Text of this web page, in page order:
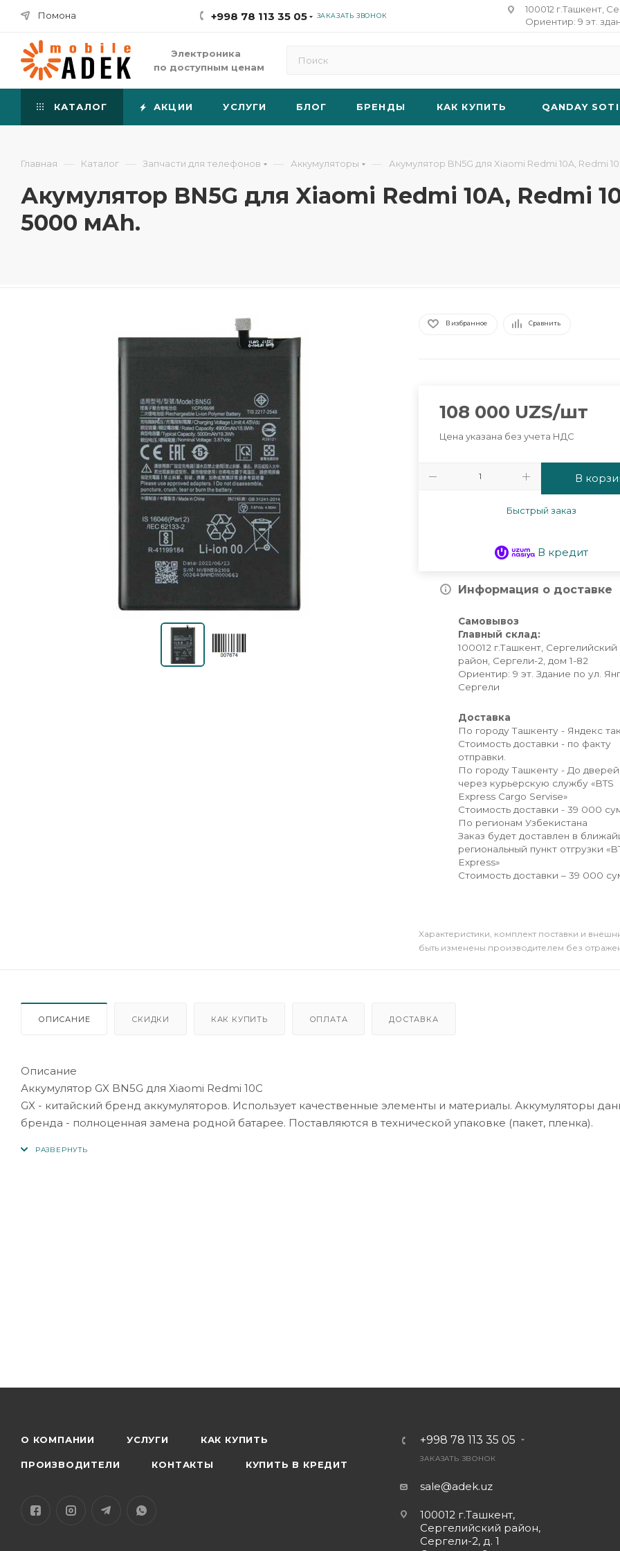
Помона +998 78 113 35 05 ЗАКАЗАТЬ ЗВОНОК
100012 г.Ташкент,
Ориентир: 9 эт.
Электроника
по доступным ценам
КАТАЛОГ АКЦИИ УСЛУГИ БЛОГ БРЕНДЫ КАК КУПИТЬ QANDAY
Главная — Каталог — Запчасти для телефонов — Аккумуляторы — Акумулятор BN5G для Xiaomi Redmi 10A, Redmi
Акумулятор BN5G для Xiaomi Redmi 10A, Redmi
5000 мАh.
В избранное Сравнить
108 000 UZS/шт
Цена указана без учета НДС
В
Быстрый заказ
В кредит
Информация о доставке
Самовывоз
Главный склад:
100012 г.Ташкент, Сергелийский
район, Сергели-2, дом 1-82
Ориентир: 9 эт. Здание по ул.
Сергели
Доставка
По городу Ташкенту - Яндекс
Стоимость доставки - по факту
отправки.
По городу Ташкенту - До дверей
через курьерскую службу «BTS
Express Cargo Servise»
Стоимость доставки - 39 000
По регионам Узбекистана
Заказ будет доставлен в
региональный пункт отгрузки
Express»
Стоимость доставки – 39 000
Xарактеристики, комплект поставки и
быть изменены производителем без
ОПИСАНИЕ СКИДКИ КАК КУПИТЬ ОПЛАТА ДОСТАВКА
Описание
Аккумулятор GX BN5G для Xiaomi Redmi 10C
GX - китайский бренд аккумуляторов. Использует качественные элементы и материалы. Аккумуляторы
бренда - полноценная замена родной батарее. Поставляются в технической упаковке (пакет, пленка).
О КОМПАНИИ УСЛУГИ КАК КУПИТЬ
ПРОИЗВОДИТЕЛИ КОНТАКТЫ КУПИТЬ В КРЕДИТ
+998 78 113 35 05
ЗАКАЗАТЬ ЗВОНОК
sale@adek.uz
100012 г.Ташкент,
Сергелийский район,
Сергели-2, д. 1